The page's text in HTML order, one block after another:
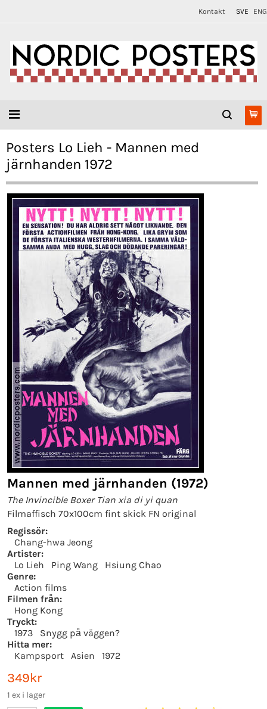
Kontakt SVE ENG
Posters Lo Lieh - Mannen med
järnhanden 1972
Mannen med järnhanden (1972)
The Invincible Boxer Tian xia di yi quan
Filmaffisch 70x100cm fint skick FN original
Regissör:
Chang-hwa Jeong
Artister:
Lo Lieh
Ping Wang
Hsiung Chao
Genre:
Action films
Filmen från:
Hong Kong
Tryckt:
1973
Snygg på väggen?
Hitta mer:
Kampsport
Asien 1972
349kr
1 ex i lager